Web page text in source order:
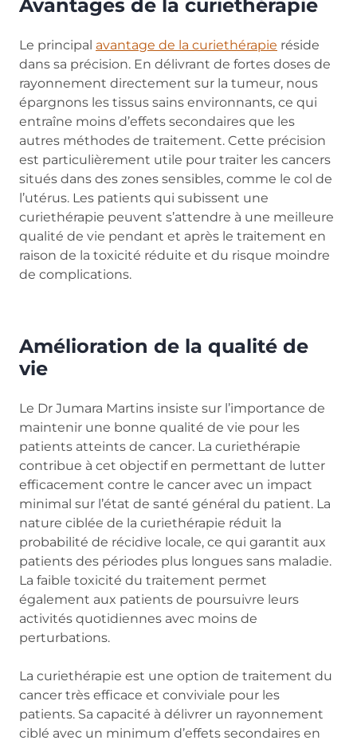
Avantages de la curiethérapie
Le principal avantage de la curiethérapie réside
dans sa précision. En délivrant de fortes doses de
rayonnement directement sur la tumeur, nous
épargnons les tissus sains environnants, ce qui
entraîne moins d’effets secondaires que les
autres méthodes de traitement. Cette précision
est particulièrement utile pour traiter les cancers
situés dans des zones sensibles, comme le col de
l’utérus. Les patients qui subissent une
curiethérapie peuvent s’attendre à une meilleure
qualité de vie pendant et après le traitement en
raison de la toxicité réduite et du risque moindre
de complications.
Amélioration de la qualité de
vie
Le Dr Jumara Martins insiste sur l’importance de
maintenir une bonne qualité de vie pour les
patients atteints de cancer. La curiethérapie
contribue à cet objectif en permettant de lutter
efficacement contre le cancer avec un impact
minimal sur l’état de santé général du patient. La
nature ciblée de la curiethérapie réduit la
probabilité de récidive locale, ce qui garantit aux
patients des périodes plus longues sans maladie.
La faible toxicité du traitement permet
également aux patients de poursuivre leurs
activités quotidiennes avec moins de
perturbations.
La curiethérapie est une option de traitement du
cancer très efficace et conviviale pour les
patients. Sa capacité à délivrer un rayonnement
ciblé avec un minimum d’effets secondaires en